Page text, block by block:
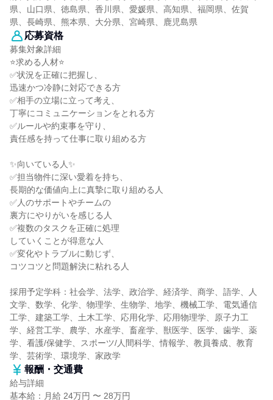
県、山口県、徳島県、香川県、愛媛県、高知県、福岡県、佐賀
県、長崎県、熊本県、大分県、宮崎県、鹿児島県
応募資格
募集対象詳細
⭐求める人材⭐
✅状況を正確に把握し、
迅速かつ冷静に対応できる方
✅相手の立場に立って考え、
丁寧にコミュニケーションをとれる方
✅ルールや約束事を守り、
責任感を持って仕事に取り組める方
✨向いている人✨
✅担当物件に深い愛着を持ち、
長期的な価値向上に真摯に取り組める人
✅人のサポートやチームの
裏方にやりがいを感じる人
✅複数のタスクを正確に処理
していくことが得意な人
✅変化やトラブルに動じず、
コツコツと問題解決に粘れる人
採用予定学科：社会学、法学、政治学、経済学、商学、語学、人
文学、数学、化学、物理学、生物学、地学、機械工学、電気通信
工学、建築工学、土木工学、応用化学、応用物理学、原子力工
学、経営工学、農学、水産学、畜産学、獣医学、医学、歯学、薬
学、看護/保健学、スポーツ/人間科学、情報学、教員養成、教育
学、芸術学、環境学、家政学
報酬・交通費
給与詳細
基本給：月給 24万円 〜 28万円